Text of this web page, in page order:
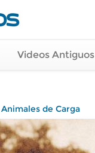
Videos Antiguos
Animales de Carga